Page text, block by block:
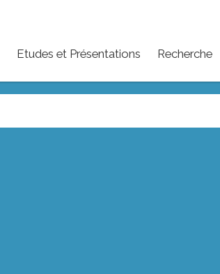
Etudes et Présentations Recherche